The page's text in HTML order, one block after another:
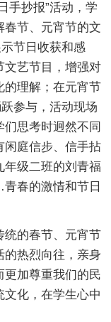
手抄报”活动，学
春节、元宵节的文
节日收获和感
文艺节目，增强对
的理解；在元宵节
参与，活动现场
思考时迥然不同
闲庭信步、信手拈
年级二班的刘青福
春的激情和节日
统的春节、元宵节
的热烈向往，亲身
更加尊重我们的民
化，在学生心中